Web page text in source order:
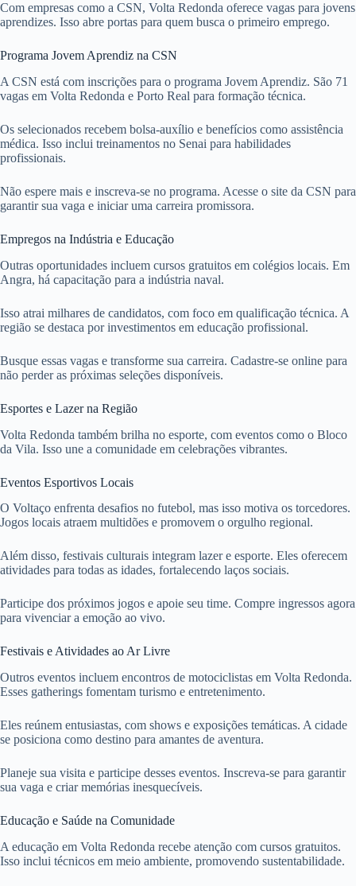
Com empresas como a CSN, Volta Redonda oferece vagas para jovens
aprendizes. Isso abre portas para quem busca o primeiro emprego.
Programa Jovem Aprendiz na CSN
A CSN está com inscrições para o programa Jovem Aprendiz. São 71
vagas em Volta Redonda e Porto Real para formação técnica.
Os selecionados recebem bolsa-auxílio e benefícios como assistência
médica. Isso inclui treinamentos no Senai para habilidades
profissionais.
Não espere mais e inscreva-se no programa. Acesse o site da CSN para
garantir sua vaga e iniciar uma carreira promissora.
Empregos na Indústria e Educação
Outras oportunidades incluem cursos gratuitos em colégios locais. Em
Angra, há capacitação para a indústria naval.
Isso atrai milhares de candidatos, com foco em qualificação técnica. A
região se destaca por investimentos em educação profissional.
Busque essas vagas e transforme sua carreira. Cadastre-se online para
não perder as próximas seleções disponíveis.
Esportes e Lazer na Região
Volta Redonda também brilha no esporte, com eventos como o Bloco
da Vila. Isso une a comunidade em celebrações vibrantes.
Eventos Esportivos Locais
O Voltaço enfrenta desafios no futebol, mas isso motiva os torcedores.
Jogos locais atraem multidões e promovem o orgulho regional.
Além disso, festivais culturais integram lazer e esporte. Eles oferecem
atividades para todas as idades, fortalecendo laços sociais.
Participe dos próximos jogos e apoie seu time. Compre ingressos agora
para vivenciar a emoção ao vivo.
Festivais e Atividades ao Ar Livre
Outros eventos incluem encontros de motociclistas em Volta Redonda.
Esses gatherings fomentam turismo e entretenimento.
Eles reúnem entusiastas, com shows e exposições temáticas. A cidade
se posiciona como destino para amantes de aventura.
Planeje sua visita e participe desses eventos. Inscreva-se para garantir
sua vaga e criar memórias inesquecíveis.
Educação e Saúde na Comunidade
A educação em Volta Redonda recebe atenção com cursos gratuitos.
Isso inclui técnicos em meio ambiente, promovendo sustentabilidade.